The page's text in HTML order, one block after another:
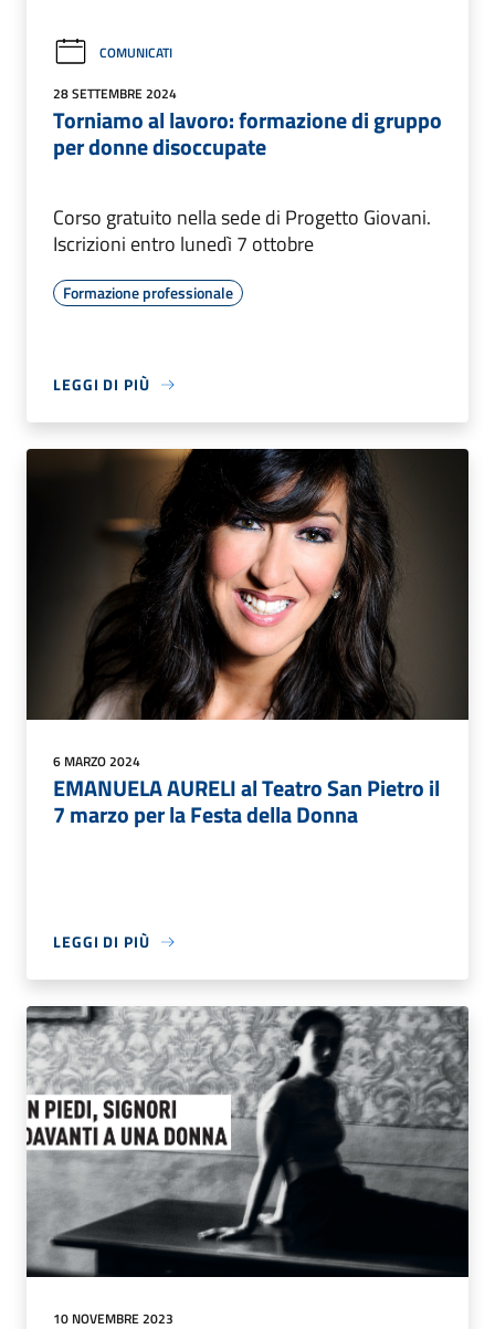
COMUNICATI
28 SETTEMBRE 2024
Torniamo al lavoro: formazione di gruppo
per donne disoccupate
Corso gratuito nella sede di Progetto Giovani.
Iscrizioni entro lunedì 7 ottobre
Formazione professionale
LEGGI DI PIÙ
6 MARZO 2024
EMANUELA AURELI al Teatro San Pietro il
7 marzo per la Festa della Donna
LEGGI DI PIÙ
10 NOVEMBRE 2023